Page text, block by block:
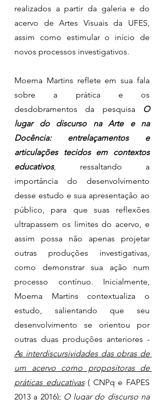
realizados a partir da galeria e do
acervo de Artes Visuais da UFES,
assim como estimular o início de
novos processos investigativos.
Moema Martins reflete em sua fala
sobre a prática e os
desdobramentos da pesquisa
O
lugar do discurso na Arte e na
Docência: entrelaçamentos e
articulações tecidos em contextos
educativos, ressaltando a
importância do desenvolvimento
desse estudo e sua apresentação ao
público, para que suas reflexões
ultrapassem os limites do acervo, e
assim possa não apenas projetar
outras produções investigativas,
como demonstrar sua ação num
processo contínuo. Inicialmente,
Moema Martins contextualiza o
estudo, salientando que seu
desenvolvimento se orientou por
As interdiscursividades das obras de
um acervo como propositoras de
práticas educativas ( CNPq e FAPES
2013 a 2016); O lugar do discurso na